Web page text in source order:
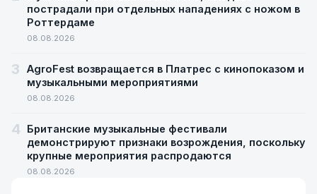
пострадали при отдельных нападениях с ножом в
Роттердаме
08.08.2026
3
AgroFest возвращается в Платрес с кинопоказом и
музыкальными мероприятиями
08.08.2026
4
Британские музыкальные фестивали
демонстрируют признаки возрождения, поскольку
крупные мероприятия распродаются
08.08.2026